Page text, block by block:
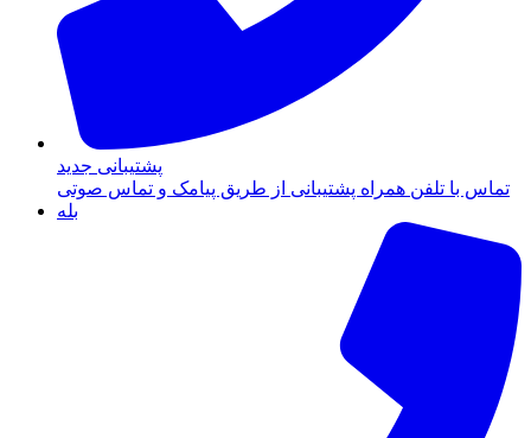
پشتیبانی جدید
تماس با تلفن همراه پشتیبانی از طریق پیامک و تماس صوتی
بله